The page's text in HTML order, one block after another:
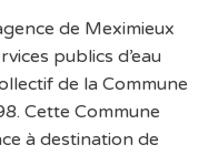
de Meximieux
publics d’eau
de la Commune
Cette Commune
à destination de